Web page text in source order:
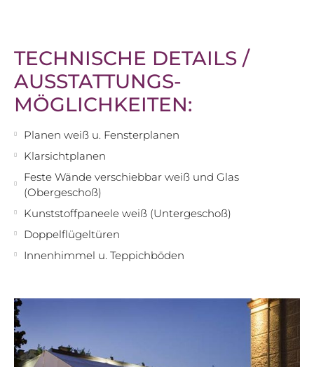
TECHNISCHE DETAILS /
AUSSTATTUNGS-
MÖGLICHKEITEN:
Planen weiß u. Fensterplanen
Klarsichtplanen
Feste Wände verschiebbar weiß und Glas
(Obergeschoß)
Kunststoffpaneele weiß (Untergeschoß)
Doppelflügeltüren
Innenhimmel u. Teppichböden